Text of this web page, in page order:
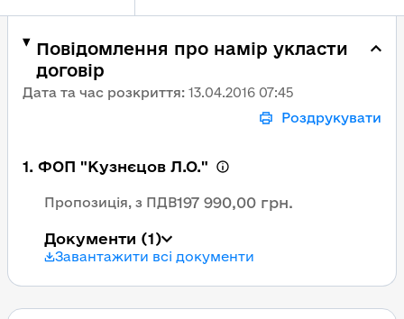
Повідомлення про намір укласти
договір
Дата та час розкриття: 13.04.2016 07:45
Роздрукувати
1. ФОП "Кузнєцов Л.О."
Пропозиція, з ПДВ197 990,00 грн.
Документи (1)
Завантажити всі документи